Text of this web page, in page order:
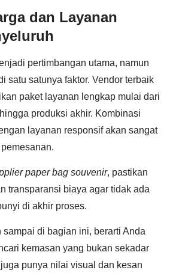
dan Layanan
pertimbangan utama, namun
satu satunya faktor. Vendor terbaik
paket layanan lengkap mulai dari
produksi akhir. Kombinasi
layanan responsif akan sangat
paper bag souvenir, pastikan
transparansi biaya agar tidak ada
di akhir proses.
sampai di bagian ini, berarti Anda
kemasan yang bukan sekadar
punya nilai visual dan kesan